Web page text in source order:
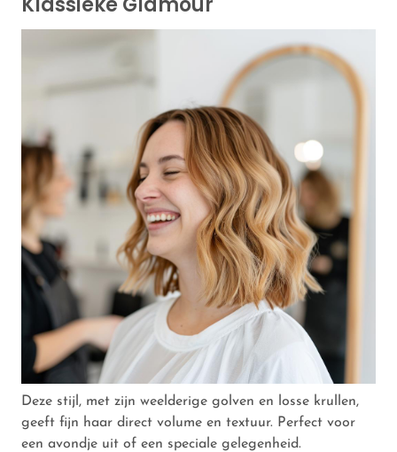
Deze stijl, met zijn weelderige golven en losse krullen,
geeft fijn haar direct volume en textuur. Perfect voor
een avondje uit of een speciale gelegenheid.